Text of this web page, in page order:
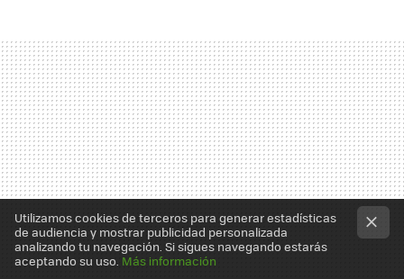
Utilizamos cookies de terceros para generar estadísticas
de audiencia y mostrar publicidad personalizada
analizando tu navegación. Si sigues navegando estarás
aceptando su uso. Más información